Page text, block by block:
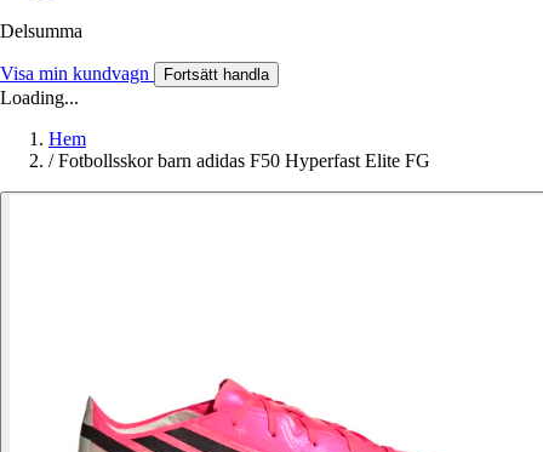
Delsumma
Visa min kundvagn Fortsätt handla
Loading...
Hem
/ Fotbollsskor barn adidas F50 Hyperfast Elite FG